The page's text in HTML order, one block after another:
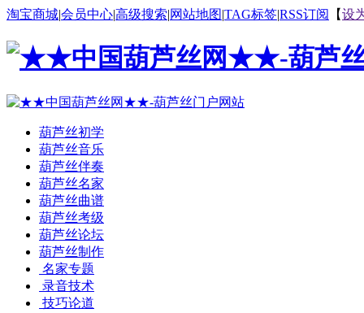
淘宝商城|会员中心|高级搜索|网站地图|TAG标签|RSS订阅 【设
葫芦丝初学
葫芦丝音乐
葫芦丝伴奏
葫芦丝名家
葫芦丝曲谱
葫芦丝考级
葫芦丝论坛
葫芦丝制作
名家专题
录音技术
技巧论道